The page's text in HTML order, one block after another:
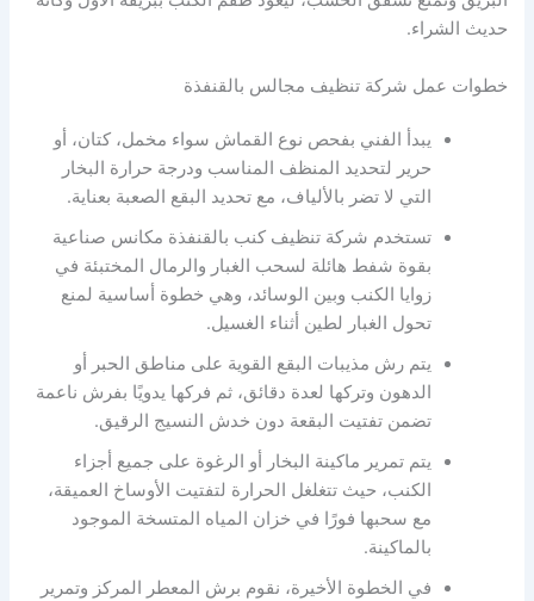
حديث الشراء.
خطوات عمل شركة تنظيف مجالس بالقنفذة
يبدأ الفني بفحص نوع القماش سواء مخمل، كتان، أو
حرير لتحديد المنظف المناسب ودرجة حرارة البخار
التي لا تضر بالألياف، مع تحديد البقع الصعبة بعناية.
تستخدم شركة تنظيف كنب بالقنفذة مكانس صناعية
بقوة شفط هائلة لسحب الغبار والرمال المختبئة في
زوايا الكنب وبين الوسائد، وهي خطوة أساسية لمنع
تحول الغبار لطين أثناء الغسيل.
يتم رش مذيبات البقع القوية على مناطق الحبر أو
الدهون وتركها لعدة دقائق، ثم فركها يدويًا بفرش ناعمة
تضمن تفتيت البقعة دون خدش النسيج الرقيق.
يتم تمرير ماكينة البخار أو الرغوة على جميع أجزاء
الكنب، حيث تتغلغل الحرارة لتفتيت الأوساخ العميقة،
مع سحبها فورًا في خزان المياه المتسخة الموجود
بالماكينة.
في الخطوة الأخيرة، نقوم برش المعطر المركز وتمرير